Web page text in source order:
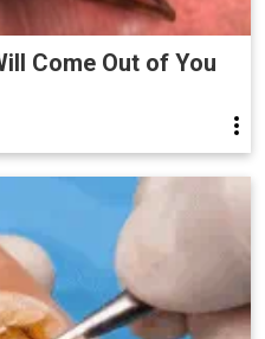
Come Out of You